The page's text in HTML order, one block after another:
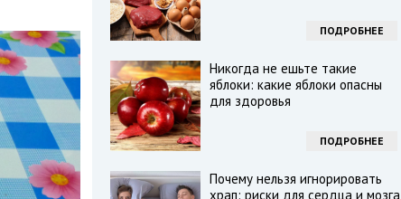
ПОДРОБНЕЕ
Никогда не ешьте такие
яблоки: какие яблоки опасны
для здоровья
ПОДРОБНЕЕ
Почему нельзя игнорировать
храп: риски для сердца и мозга